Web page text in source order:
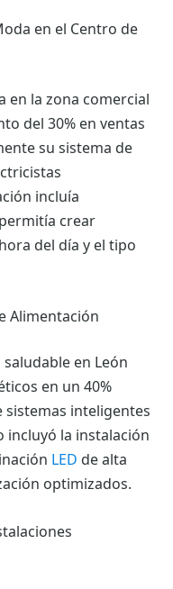
en el Centro de
en la zona comercial
del 30% en ventas
su sistema de
incluía
crear
del día y el tipo
Alimentación
en León
en un 40%
inteligentes
incluyó la instalación
LED de alta
optimizados.